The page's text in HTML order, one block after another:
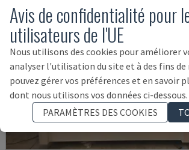
Avis de confidentialité pour
utilisateurs de l'UE
Nous utilisons des cookies pour améliorer
analyser l'utilisation du site et à des fins de
pouvez gérer vos préférences et en savoir
dont nous utilisons vos données ci-dessous.
PARAMÈTRES DES COOKIES